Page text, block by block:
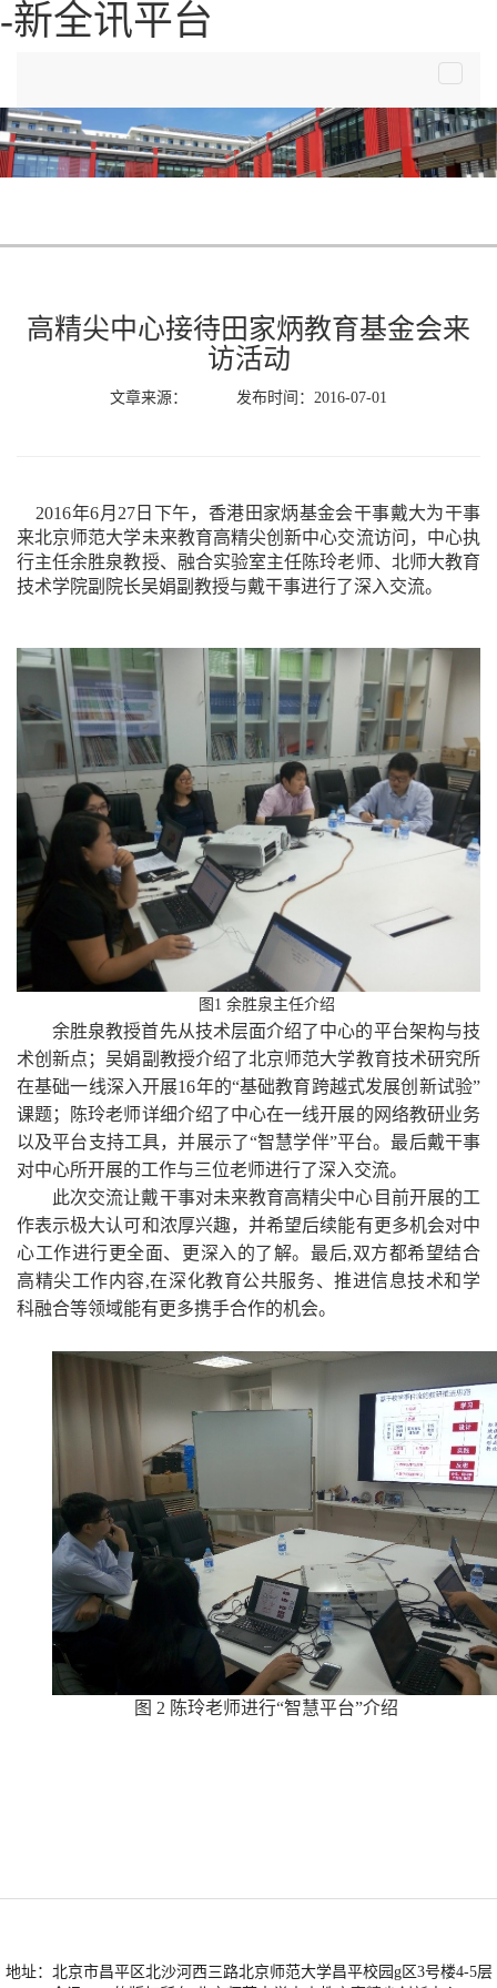
-新全讯平台
toggle
高精尖中心接待田家炳教育基金会来
访活动
文章来源： 发布时间：2016-07-01
2016年6月 27日下午，香港田家炳基金会干事戴大为干事
来北京师范大学未来教育高精尖创新中心交流访问，中心执
行主任余胜泉教授、融合实验室主任陈玲老师、北师大教育
技术学院副院长吴娟副教授与戴干事进行了深入交流。
图 1 余胜泉主任介绍
余胜泉教授首先从技术层面介绍了中心的平台架构与技
术创新点；吴娟副教授介绍了北京师范大学教育技术研究所
在基础一线深入开展16年的“基础教育跨越式发展创新试验”
课题；陈玲老师详细介绍了中心在一线开展的网络教研业务
以及平台支持工具，并展示了“智慧学伴”平台。最后戴干事
对中心所开展的工作与三位老师进行了深入交流。
此次交流让戴干事对未来教育高精尖中心目前开展的工
作表示极大认可和浓厚兴趣，并希望后续能有更多机会对中
心工作进行更全面、更深入的了解。最后,双方都希望结合
高精尖工作内容,在深化教育公共服务、推进信息技术和学
科融合等领域能有更多携手合作的机会。
图 2 陈玲老师进行“智慧平台”介绍
地址：北京市昌平区北沙河西三路北京师范大学昌平校园g区3号楼4-5层